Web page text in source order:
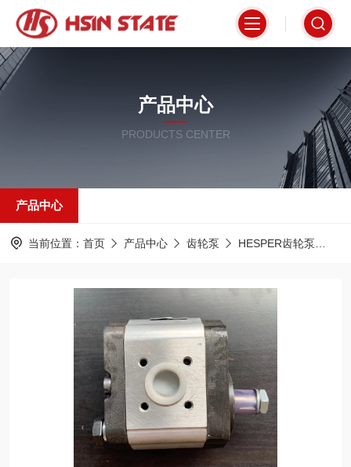
产品中心
PRODUCTS CENTER
产品中心
当前位置： 首页 产品中心 齿轮泵 HESPER齿轮泵